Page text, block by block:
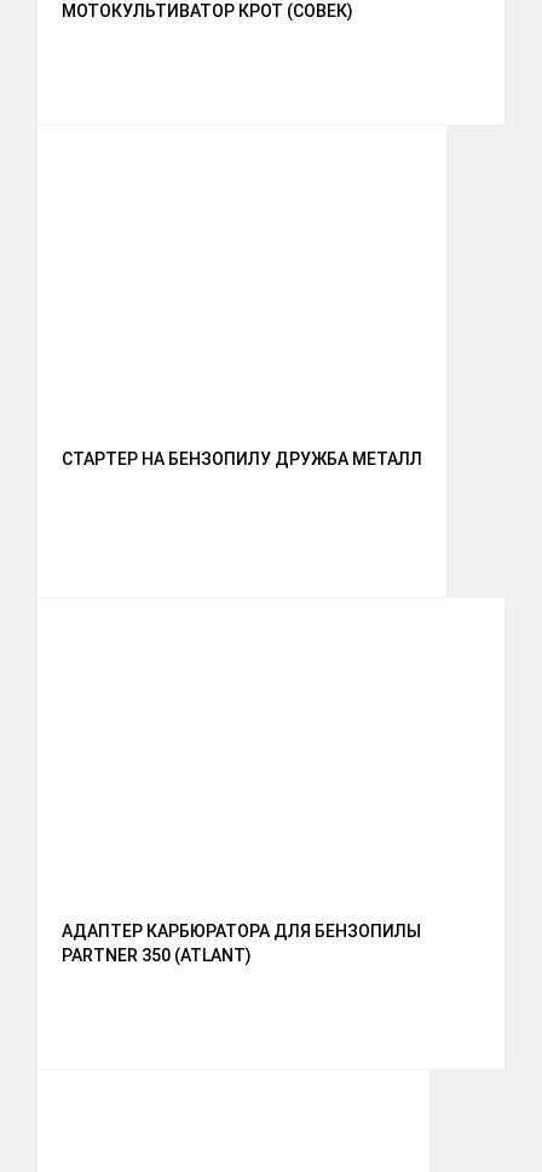
МОТОКУЛЬТИВАТОР КРОТ (СОВЕК)
СТАРТЕР НА БЕНЗОПИЛУ ДРУЖБА МЕТАЛЛ
АДАПТЕР КАРБЮРАТОРА ДЛЯ БЕНЗОПИЛЫ
PARTNER 350 (ATLANT)